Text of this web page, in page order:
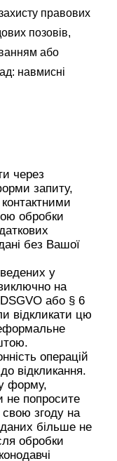
правових
позовів,
або
навмисні
через
запиту,
обробки
без Вашої
у
на
або § 6
відкликати цю
операцій
відкликання.
форму,
не попросите
свою згоду на
даних більше не
обробки